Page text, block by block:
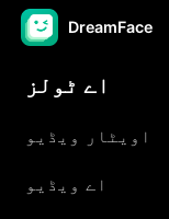
DreamFace
اے ٹولز
اویٹار ویڈیو
اے ویڈیو